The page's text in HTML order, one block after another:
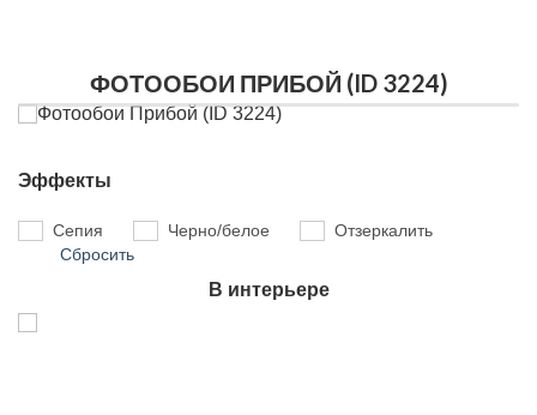
ФОТООБОИ ПРИБОЙ (ID 3224)
Эффекты
Сепия Черно/белое
Отзеркалить
Сбросить
В интерьере